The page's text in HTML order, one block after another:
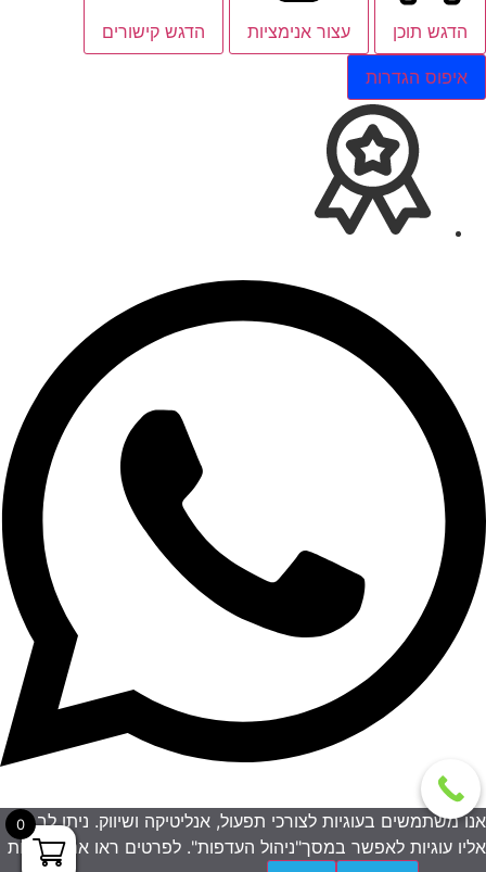
הדגש תוכן עצור אנימציות הדגש קישורים
איפוס הגדרות
0
אנו משתמשים בעוגיות לצורכי תפעול, אנליטיקה ושיווק. ניתן לבחור
אליו עוגיות לאפשר במסך"ניהול העדפות". לפרטים ראו את מדיניות